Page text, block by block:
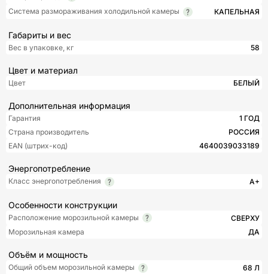
Система размораживания холодильной камеры
КАПЕЛЬНАЯ
Габариты и вес
Вес в упаковке, кг 58
Цвет и материал
Цвет БЕЛЫЙ
Дополнительная информация
Гарантия
1 ГОД
Страна производитель
РОССИЯ
EAN (штрих-код)
4640039033189
Энергопотребление
Класс энергопотребления A+
Особенности конструкции
Расположение морозильной камеры
СВЕРХУ
Морозильная камера
ДА
Объём и мощность
Общий объем морозильной камеры
68 Л